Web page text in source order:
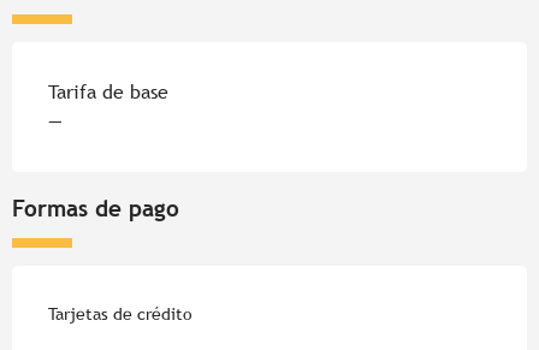
Tarifas 2026
Tarifa de base
—
Formas de pago
Tarjetas de crédito